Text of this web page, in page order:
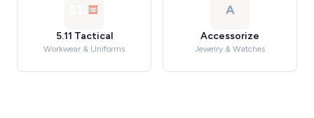
5.11 Tactical
Workwear & Uniforms
A
Accessorize
Jewelry & Watches